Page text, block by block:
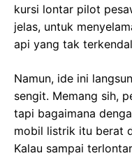
kursi lontar pilot
jelas, untuk
api yang tak
Namun, ide ini
sengit. Memang sih,
tapi bagaimana
mobil listrik itu berat
Kalau sampai